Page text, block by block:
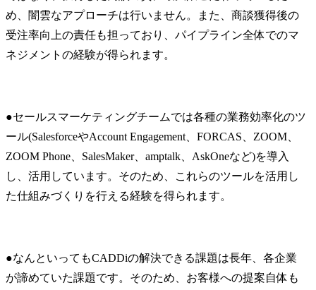
め、闇雲なアプローチは行いません。また、商談獲得後の
受注率向上の責任も担っており、パイプライン全体でのマ
ネジメントの経験が得られます。
●セールスマーケティングチームでは各種の業務効率化のツ
ール(SalesforceやAccount Engagement、FORCAS、ZOOM、
ZOOM Phone、SalesMaker、amptalk、AskOneなど)を導入
し、活用しています。そのため、これらのツールを活用し
た仕組みづくりを行える経験を得られます。
●なんといってもCADDiの解決できる課題は長年、各企業
が諦めていた課題です。そのため、お客様への提案自体も